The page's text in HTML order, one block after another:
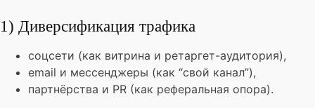
1) Диверсификация трафика
соцсети (как витрина и ретаргет-аудитория),
email и мессенджеры (как “свой канал”),
партнёрства и PR (как реферальная опора).